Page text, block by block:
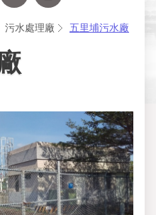
污水處理廠 五里埔污水廠